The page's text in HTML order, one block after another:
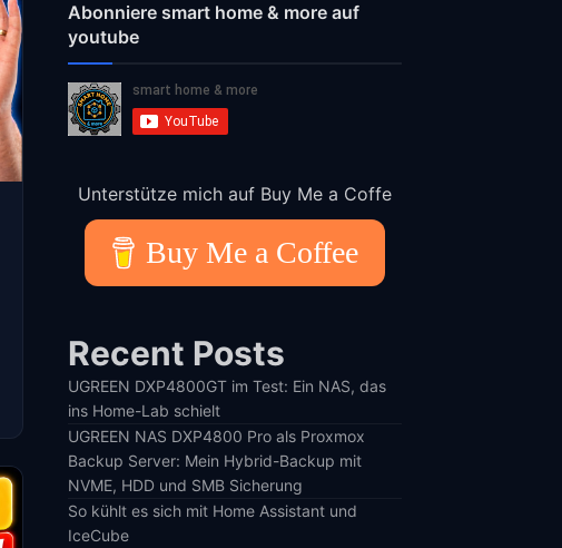
Abonniere smart home & more auf
youtube
Unterstütze mich auf Buy Me a Coffe
Buy Me a Coffee
Recent Posts
UGREEN DXP4800GT im Test: Ein NAS, das
ins Home-Lab schielt
UGREEN NAS DXP4800 Pro als Proxmox
Backup Server: Mein Hybrid-Backup mit
NVME, HDD und SMB Sicherung
So kühlt es sich mit Home Assistant und
IceCube